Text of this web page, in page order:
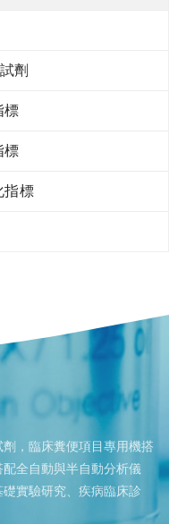
劑
標
標
指標
，臨床糞便項目專用機搭
全自動與半自動分析儀
實驗研究、疾病臨床診